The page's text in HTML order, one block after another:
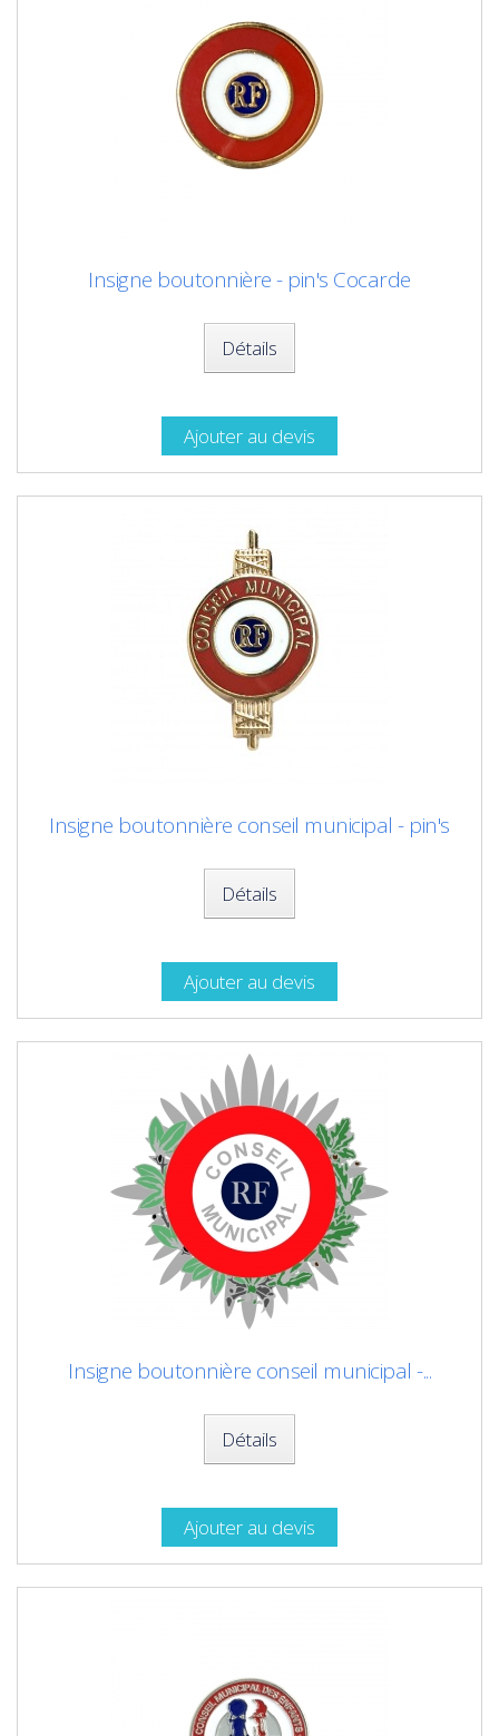
Insigne boutonnière - pin's Cocarde
Détails
Ajouter au devis
Insigne boutonnière conseil municipal - pin's
Détails
Ajouter au devis
Insigne boutonnière conseil municipal -...
Détails
Ajouter au devis